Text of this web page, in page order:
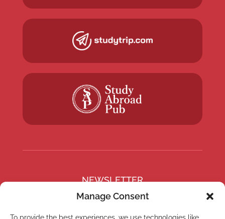
Manage Consent
NEWSLETTER
Abonnez-vous à notre
Newsletter